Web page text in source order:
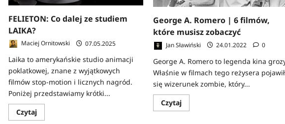
FELIETON: Co dalej ze studiem
LAIKA?
Maciej Ornitowski 07.05.2025
Laika to amerykańskie studio animacji
poklatkowej, znane z wyjątkowych
filmów stop-motion i licznych nagród.
Poniżej przedstawiamy krótki...
CzytajDowiedz
się
George A. Romero | 6 filmów,
które musisz zobaczyć
Jan Sławiński 24.01.2022 0
George A. Romero to legenda kina
Właśnie w filmach tego reżysera pojawił
się wizerunek zombie, który...
CzytajDowiedz
się